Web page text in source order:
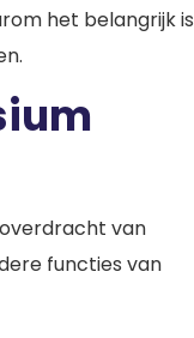
het belangrijk is
van
functies van